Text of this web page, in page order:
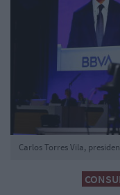
Carlos Torres Vila,